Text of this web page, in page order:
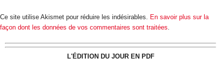
Ce site utilise Akismet pour réduire les indésirables. En savoir plus sur la
façon dont les données de vos commentaires sont traitées
L'ÉDITION DU JOUR EN PDF